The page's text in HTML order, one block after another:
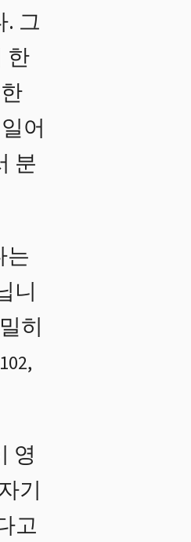
그
한
어
분
는
니
히
102,
영
기
고